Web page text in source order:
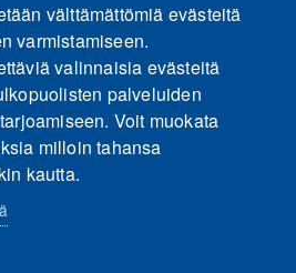
KAIKKI EVÄSTEET
vain upotusevästeet
välttämättömiä evästeitä
varmistamiseen.
valinnaisia evästeitä
palveluiden
Voit muokata
milloin tahansa
kautta.